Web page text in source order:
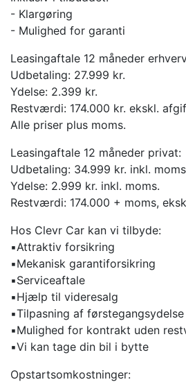
- Klargøring
- Mulighed for garanti
Leasingaftale 12 måneder
Udbetaling: 27.999 kr.
Ydelse: 2.399 kr.
Restværdi: 174.000 kr. ekskl.
Alle priser plus moms.
Leasingaftale 12 måneder privat:
Udbetaling: 34.999 kr. inkl.
Ydelse: 2.999 kr. inkl. moms.
Restværdi: 174.000 + moms,
Hos Clevr Car kan vi tilbyde:
▪️Attraktiv forsikring
▪️Mekanisk garantiforsikring
▪️Serviceaftale
▪️Hjælp til videresalg
▪️Tilpasning af
▪️Mulighed for kontrakt uden
▪️Vi kan tage din bil i bytte
Opstartsomkostninger: